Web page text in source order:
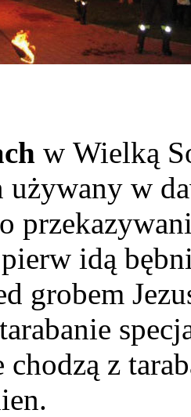
w Wielką
używany w
idą
grobem
z